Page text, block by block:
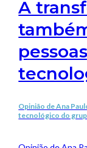
A
Opinião de Ana
tecnológico do